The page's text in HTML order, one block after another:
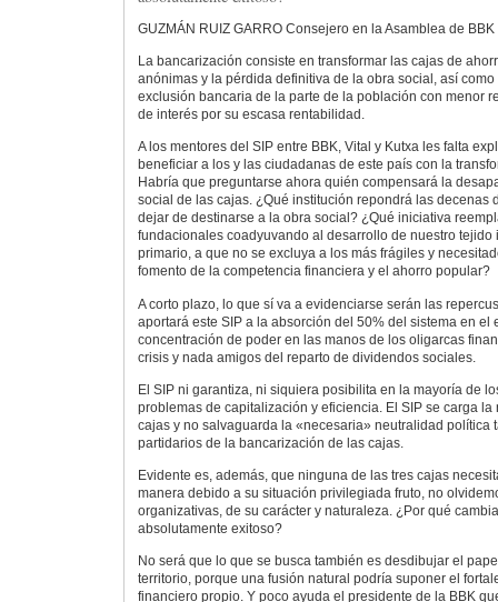
GUZMÁN RUIZ GARRO Consejero en la Asamblea de BBK
La bancarización consiste en transformar las cajas de
anónimas y la pérdida definitiva de la obra social, así
exclusión bancaria de la parte de la población con menor
de interés por su escasa rentabilidad.
A los mentores del SIP entre BBK, Vital y Kutxa les falta
beneficiar a los y las ciudadanas de este país con la
Habría que preguntarse ahora quién compensará la
social de las cajas. ¿Qué institución repondrá las decenas
dejar de destinarse a la obra social? ¿Qué iniciativa
fundacionales coadyuvando al desarrollo de nuestro tejido
primario, a que no se excluya a los más frágiles y
fomento de la competencia financiera y el ahorro popular?
A corto plazo, lo que sí va a evidenciarse serán las
aportará este SIP a la absorción del 50% del sistema en el
concentración de poder en las manos de los oligarcas
crisis y nada amigos del reparto de dividendos sociales.
El SIP ni garantiza, ni siquiera posibilita en la mayoría de
problemas de capitalización y eficiencia. El SIP se carga
cajas y no salvaguarda la «necesaria» neutralidad política
partidarios de la bancarización de las cajas.
Evidente es, además, que ninguna de las tres cajas
manera debido a su situación privilegiada fruto, no
organizativas, de su carácter y naturaleza. ¿Por qué
absolutamente exitoso?
No será que lo que se busca también es desdibujar el
territorio, porque una fusión natural podría suponer el
financiero propio. Y poco ayuda el presidente de la BBK